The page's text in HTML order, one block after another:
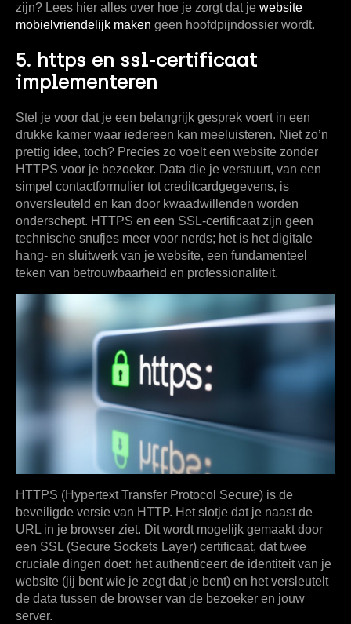
zijn? Lees hier alles over hoe je zorgt dat je website
mobielvriendelijk maken geen hoofdpijndossier wordt.
5. https en ssl-certificaat
implementeren
Stel je voor dat je een belangrijk gesprek voert in een
drukke kamer waar iedereen kan meeluisteren. Niet zo’n
prettig idee, toch? Precies zo voelt een website zonder
HTTPS voor je bezoeker. Data die je verstuurt, van een
simpel contactformulier tot creditcardgegevens, is
onversleuteld en kan door kwaadwillenden worden
onderschept. HTTPS en een SSL-certificaat zijn geen
technische snufjes meer voor nerds; het is het digitale
hang- en sluitwerk van je website, een fundamenteel
teken van betrouwbaarheid en professionaliteit.
HTTPS (Hypertext Transfer Protocol Secure) is de
beveiligde versie van HTTP. Het slotje dat je naast de
URL in je browser ziet. Dit wordt mogelijk gemaakt door
een SSL (Secure Sockets Layer) certificaat, dat twee
cruciale dingen doet: het authenticeert de identiteit van je
website (jij bent wie je zegt dat je bent) en het versleutelt
de data tussen de browser van de bezoeker en jouw
server.